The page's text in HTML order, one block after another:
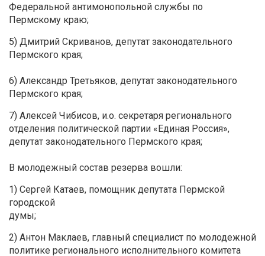
Федеральной антимонопольной службы по
Пермскому краю;
5) Дмитрий Скриванов, депутат законодательного
Пермского края;
6) Александр Третьяков, депутат законодательного
Пермского края;
7) Алексей Чибисов, и.о. секретаря регионального
отделения политической партии «Единая Россия»,
депутат законодательного Пермского края;
В молодежный состав резерва вошли:
1) Сергей Катаев, помощник депутата Пермской
городской
думы;
2) Антон Маклаев, главный специалист по молодежной
политике регионального исполнительного комитета